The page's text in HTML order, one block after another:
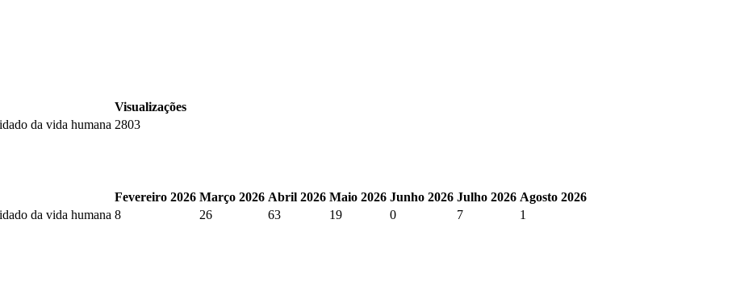
Visualizações
da vida humana 2803
Fevereiro 2026 Março 2026 Abril 2026 Maio 2026 Junho 2026 Julho 2026 Agosto 2026
da vida humana 8 26 63 19 0 7 1